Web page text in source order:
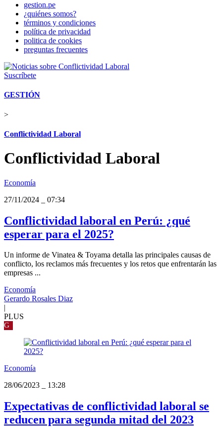
gestion.pe
¿quiénes somos?
términos y condiciones
política de privacidad
politica de cookies
preguntas frecuentes
Suscríbete
GESTIÓN
>
Conflictividad Laboral
Conflictividad Laboral
Economía
27/11/2024
07:34
Conflictividad laboral en Perú: ¿qué
esperar para el 2025?
Un informe de Vinatea & Toyama detalla las principales causas de
conflicto, los reclamos más frecuentes y los retos que enfrentarán las
empresas ...
Economía
Gerardo Rosales Diaz
PLUS
G
Economía
28/06/2023
13:28
Expectativas de conflictividad laboral se
reducen para segunda mitad del 2023